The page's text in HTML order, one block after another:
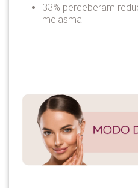
33% perceberam
melasma